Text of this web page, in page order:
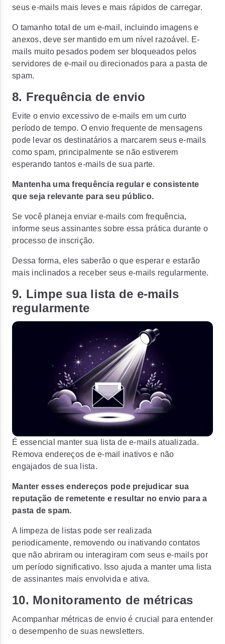
seus e-mails mais leves e mais rápidos de carregar.
O tamanho total de um e-mail, incluindo imagens e
anexos, deve ser mantido em um nível razoável. E-
mails muito pesados podem ser bloqueados pelos
servidores de e-mail ou direcionados para a pasta de
spam.
8. Frequência de envio
Evite o envio excessivo de e-mails em um curto
período de tempo. O envio frequente de mensagens
pode levar os destinatários a marcarem seus e-mails
como spam, principalmente se não estiverem
esperando tantos e-mails de sua parte.
Mantenha uma frequência regular e consistente
que seja relevante para seu público.
Se você planeja enviar e-mails com frequência,
informe seus assinantes sobre essa prática durante o
processo de inscrição.
Dessa forma, eles saberão o que esperar e estarão
mais inclinados a receber seus e-mails regularmente.
9. Limpe sua lista de e-mails
regularmente
É essencial manter sua lista de e-mails atualizada.
Remova endereços de e-mail inativos e não
engajados de sua lista.
Manter esses endereços pode prejudicar sua
reputação de remetente e resultar no envio para a
pasta de spam.
A limpeza de listas pode ser realizada
periodicamente, removendo ou inativando contatos
que não abriram ou interagiram com seus e-mails por
um período significativo. Isso ajuda a manter uma lista
de assinantes mais envolvida e ativa.
10. Monitoramento de métricas
Acompanhar métricas de envio é crucial para entender
o desempenho de suas newsletters.